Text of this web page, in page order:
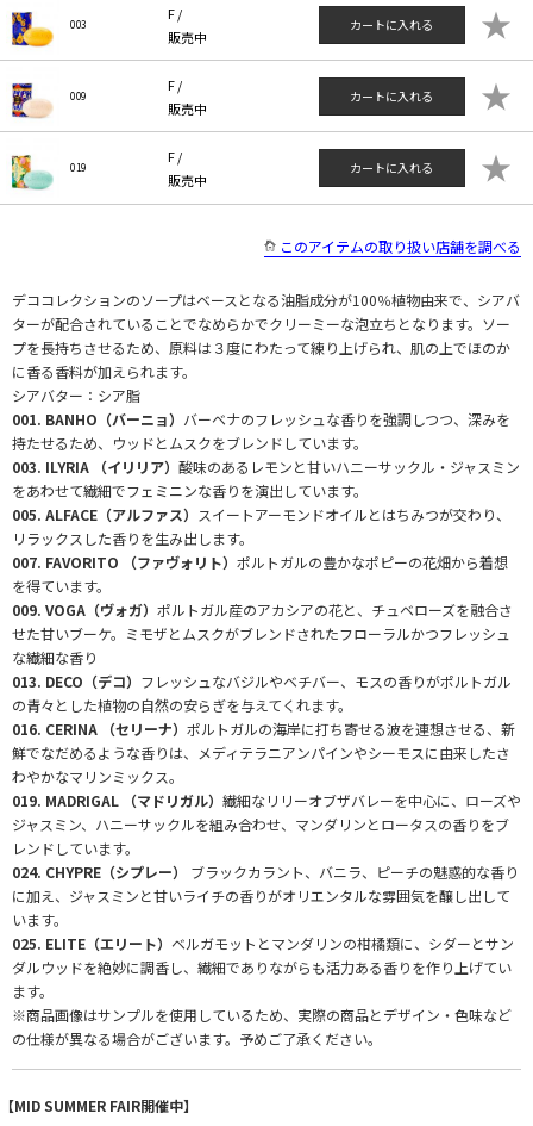
003
F /
販売中
カートに入れる ★
009
F /
販売中
カートに入れる ★
019
F /
販売中
カートに入れる ★
このアイテムの取り扱い店舗を調べる
デココレクションのソープはベースとなる油脂成分が100％植物由来で、シアバ
ターが配合されていることでなめらかでクリーミーな泡立ちとなります。ソー
プを長持ちさせるため、原料は３度にわたって練り上げられ、肌の上でほのか
に香る香料が加えられます。
シアバター：シア脂
001. BANHO（バーニョ） バーベナのフレッシュな香りを強調しつつ、深みを
持たせるため、ウッドとムスクをブレンドしています。
003. ILYRIA （イリリア） 酸味のあるレモンと甘いハニーサックル・ジャスミン
をあわせて繊細でフェミニンな香りを演出しています。
005. ALFACE（アルファス） スイートアーモンドオイルとはちみつが交わり、
リラックスした香りを生み出します。
007. FAVORITO （ファヴォリト） ポルトガルの豊かなポピーの花畑から着想
を得ています。
009. VOGA（ヴォガ） ポルトガル産のアカシアの花と、チュベローズを融合さ
せた甘いブーケ。ミモザとムスクがブレンドされたフローラルかつフレッシュ
な繊細な香り
013. DECO（デコ） フレッシュなバジルやベチバー、モスの香りがポルトガル
の青々とした植物の自然の安らぎを与えてくれます。
016. CERINA （セリーナ） ポルトガルの海岸に打ち寄せる波を連想させる、新
鮮でなだめるような香りは、メディテラニアンパインやシーモスに由来したさ
わやかなマリンミックス。
019. MADRIGAL （マドリガル） 繊細なリリーオブザバレーを中心に、ローズや
ジャスミン、ハニーサックルを組み合わせ、マンダリンとロータスの香りをブ
レンドしています。
024. CHYPRE（シプレー）
ブラックカラント、バニラ、ピーチの魅惑的な香り
に加え、ジャスミンと甘いライチの香りがオリエンタルな雰囲気を醸し出して
います。
025. ELITE（エリート） ベルガモットとマンダリンの柑橘類に、シダーとサン
ダルウッドを絶妙に調香し、繊細でありながらも活力ある香りを作り上げてい
ます。
※商品画像はサンプルを使用しているため、実際の商品とデザイン・色味など
の仕様が異なる場合がございます。予めご了承ください。
【MID SUMMER FAIR開催中】